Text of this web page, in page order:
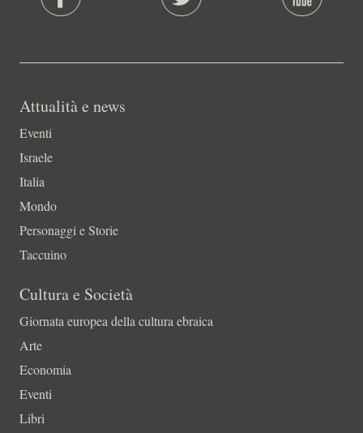
Attualità e news
Eventi
Israele
Italia
Mondo
Personaggi e Storie
Taccuino
Cultura e Società
Giornata europea della cultura ebraica
Arte
Economia
Eventi
Libri